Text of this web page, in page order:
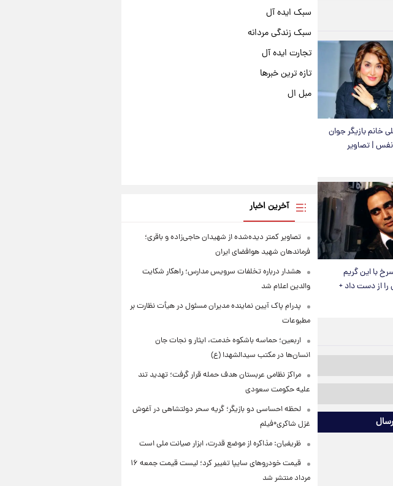
خانم بازیگر جوان
| تصاویر
با این گریم
از دست داد +
سبک ایده آل
سبک زندگی مردانه
تجارت ایده آل
تازه ترین خبرها
مبل ال
آخرین اخبار
تصاویر کمتر دیده‌شده از شهیدان حاجی‌زاده و باقری؛
فرماندهان شهید هوافضای ایران
هشدار درباره تخلفات سرویس مدارس؛ راهکار شکایت
والدین اعلام شد
پدرام پاک آیین نماینده مدیران مسئول در هیأت نظارت بر
مطبوعات
اربعین؛ حماسه باشکوه خدمت، ایثار و نجات جان
انسان‌ها در مکتب سیدالشهدا (ع)
مراکز نظامی عربستان هدف حمله قرار گرفت؛ تهدید تند
علیه حکومت سعودی
لحظه احساسی دو بازیگر؛ گریه سحر دولتشاهی در آغوش
غزل شاکری+فیلم
ظریفیان: مذاکره از موضع قدرت، ابزار صیانت ملی است
قیمت خودروهای سایپا تغییر کرد؛ لیست قیمت جمعه ۱۶
مرداد منتشر شد